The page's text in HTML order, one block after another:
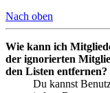
Nach oben
Wie kann ich
der ignorierten
den Listen entfernen?
Du kannst